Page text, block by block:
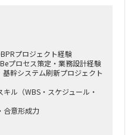
プロジェクト経験
プロセス策定・業務設計経験
基幹システム刷新プロジェクト
ル（WBS・スケジュール・
合意形成力